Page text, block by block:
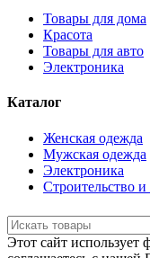
Товары для дома
Красота
Товары для авто
Электроника
Каталог
Женская одежда
Мужская одежда
Электроника
Строительство
Этот сайт